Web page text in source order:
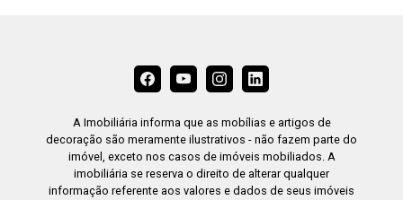
A Imobiliária informa que as mobílias e artigos de
decoração são meramente ilustrativos - não fazem parte do
imóvel, exceto nos casos de imóveis mobiliados. A
imobiliária se reserva o direito de alterar qualquer
informação referente aos valores e dados de seus imóveis